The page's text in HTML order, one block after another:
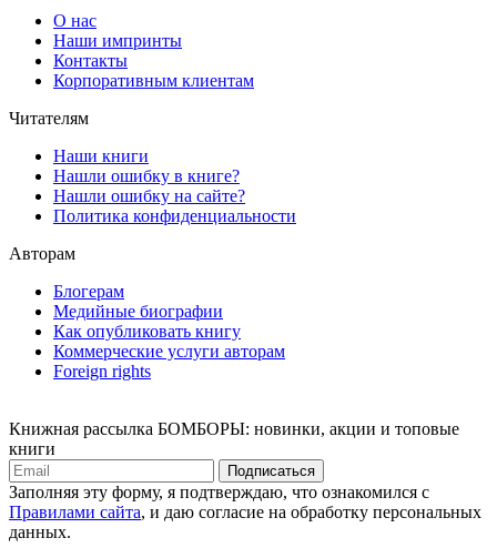
О нас
Наши импринты
Контакты
Корпоративным клиентам
Читателям
Наши книги
Нашли ошибку в книге?
Нашли ошибку на сайте?
Политика конфиденциальности
Авторам
Блогерам
Медийные биографии
Как опубликовать книгу
Коммерческие услуги авторам
Foreign rights
Книжная рассылка БОМБОРЫ: новинки, акции и топовые
книги
Подписаться
Заполняя эту форму, я подтверждаю, что ознакомился с
Правилами сайта, и даю согласие на обработку персональных
данных.